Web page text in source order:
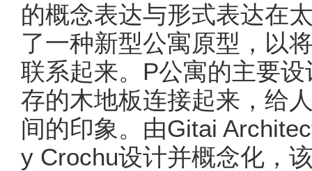
的概念表达与形式表达在
了一种新型公寓原型，以
联系起来。P公寓的主要
存的木地板连接起来，给
间的印象。由Gitai
y Crochu设计并概念化，